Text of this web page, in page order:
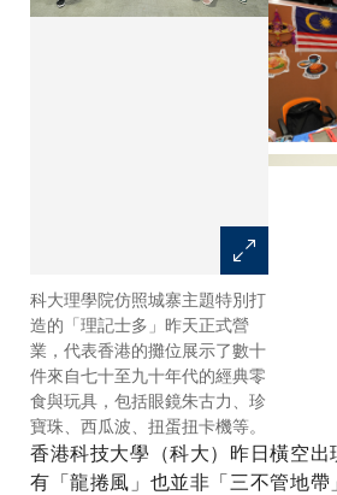
科大理學院仿照城寨主題特別打
造的「理記士多」昨天正式營
業，代表香港的攤位展示了數十
件來自七十至九十年代的經典零
食與玩具，包括眼鏡朱古力、珍
寶珠、西瓜波、扭蛋扭卡機等。
香港科技大學（科大）昨日橫空出
有「龍捲風」也並非「三不管地